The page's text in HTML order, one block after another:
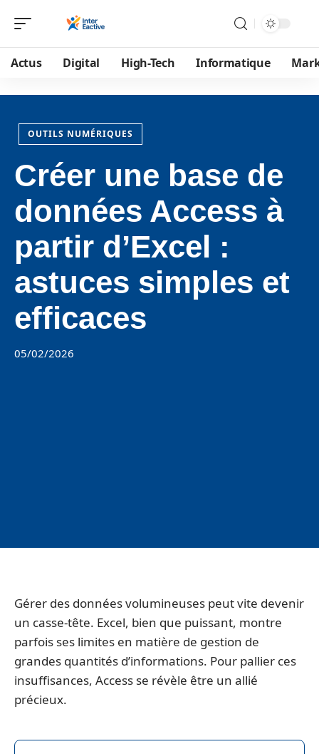
Actus Digital High-Tech Informatique
OUTILS NUMÉRIQUES
Créer une base de
données Access à
partir d’Excel :
astuces simples et
efficaces
05/02/2026
Gérer des données volumineuses peut vite devenir
un casse-tête. Excel, bien que puissant, montre
parfois ses limites en matière de gestion de
grandes quantités d’informations. Pour pallier ces
insuffisances, Access se révèle être un allié
précieux.